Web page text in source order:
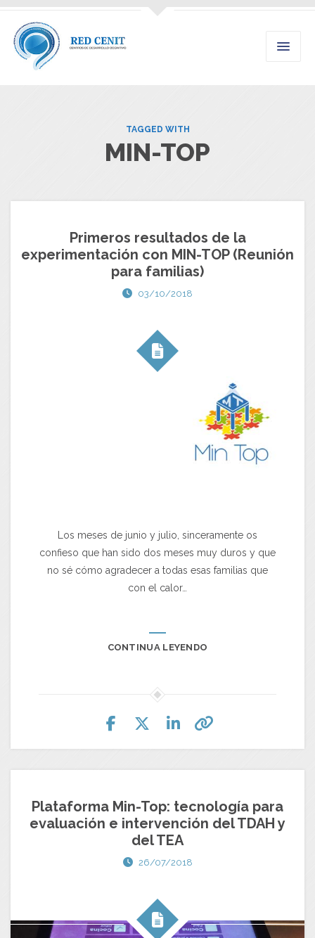
TAGGED WITH
MIN-TOP
Primeros resultados de la
experimentación con MIN-TOP (Reunión
para familias)
03/10/2018
Los meses de junio y julio, sinceramente os
confieso que han sido dos meses muy duros y que
no sé cómo agradecer a todas esas familias que
con el calor…
CONTINUA LEYENDO
Plataforma Min-Top: tecnología para
evaluación e intervención del TDAH y
del TEA
26/07/2018